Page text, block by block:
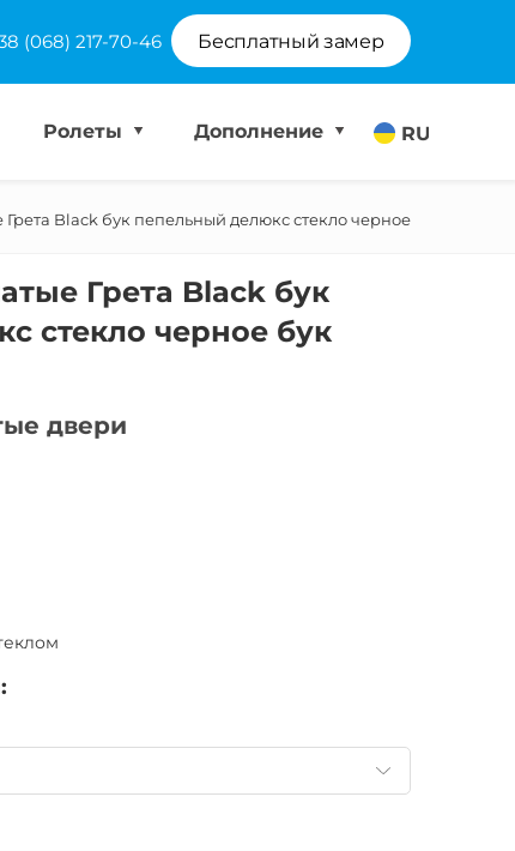
(068) 217-70-46 Бесплатный замер
RU
Ролеты Дополнение
Грета Black бук пепельный делюкс стекло черное
Грета Black бук
стекло черное бук
двери